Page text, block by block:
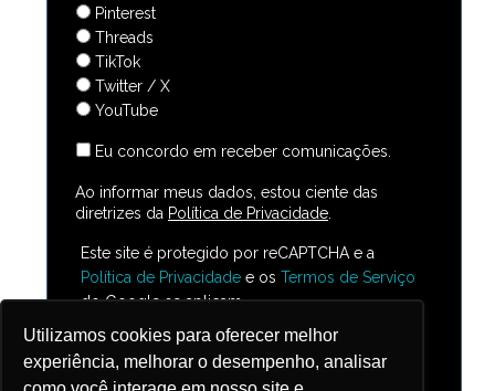
Utilizamos cookies para oferecer melhor
experiência, melhorar o desempenho, analisar
Pinterest
Threads
TikTok
Twitter / X
YouTube
Eu concordo em receber comunicações.
Ao informar meus dados, estou ciente das
diretrizes da Política de Privacidade
Este site é protegido por reCAPTCHA e a
Política de Privacidade e os Termos de Serviço
do Google se aplicam
Baixe aqui